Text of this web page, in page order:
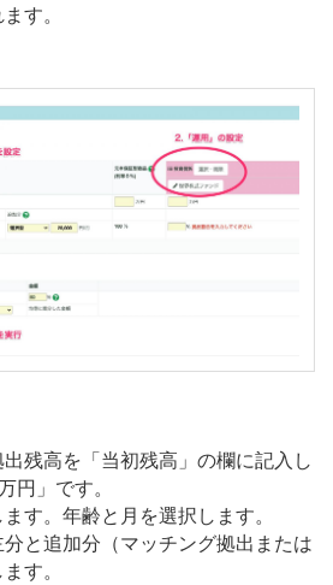
す。
出残高を「当初残高」の欄に記入し
円」です。
す。年齢と月を選択します。
分と追加分（マッチング拠出または
す。